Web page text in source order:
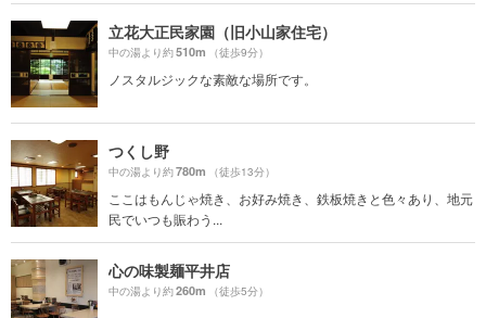
立花大正民家園（旧小山家住宅）
中の湯より約510m （徒歩9分）
ノスタルジックな素敵な場所です。
つくし野
中の湯より約780m （徒歩13分）
ここはもんじゃ焼き、お好み焼き、鉄板焼きと色々あり、地元
民でいつも賑わう...
心の味製麺平井店
中の湯より約260m （徒歩5分）